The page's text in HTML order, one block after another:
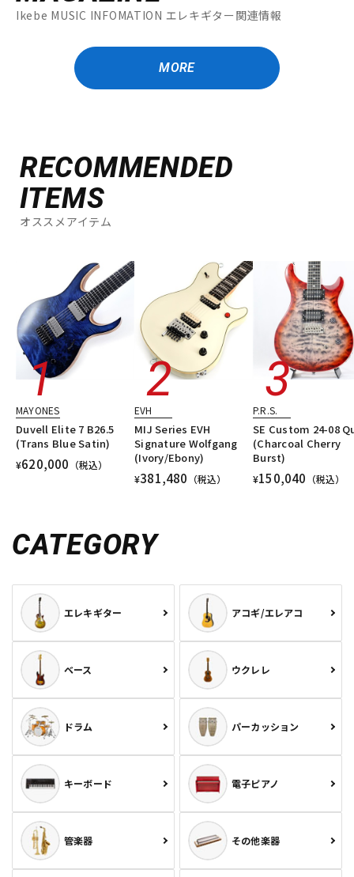
Ikebe MUSIC INFOMATION エレキギター関連情報
MORE
RECOMMENDED
ITEMS
オススメアイテム
MAYONES
Duvell Elite 7 B26.5
(Trans Blue Satin)
¥620,000 （税込）
EVH
MIJ Series EVH
Signature Wolfgang
(Ivory/Ebony)
¥381,480 （税込）
P.R.S.
SE Custom 24-08
(Charcoal Cherry
Burst)
¥150,040 （税込）
CATEGORY
エレキギター アコギ/エレアコ
ベース ウクレレ
ドラム パーカッション
キーボード 電子ピアノ
管楽器 その他楽器